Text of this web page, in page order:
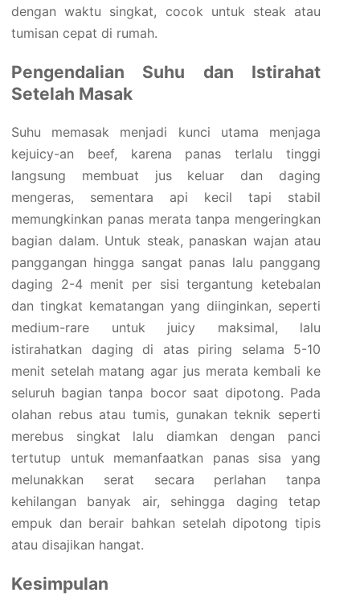
dengan waktu singkat, cocok untuk steak atau
tumisan cepat di rumah.
Pengendalian Suhu dan Istirahat
Setelah Masak
Suhu memasak menjadi kunci utama menjaga
kejuicy-an beef, karena panas terlalu tinggi
langsung membuat jus keluar dan daging
mengeras, sementara api kecil tapi stabil
memungkinkan panas merata tanpa mengeringkan
bagian dalam. Untuk steak, panaskan wajan atau
panggangan hingga sangat panas lalu panggang
daging 2-4 menit per sisi tergantung ketebalan
dan tingkat kematangan yang diinginkan, seperti
medium-rare untuk juicy maksimal, lalu
istirahatkan daging di atas piring selama 5-10
menit setelah matang agar jus merata kembali ke
seluruh bagian tanpa bocor saat dipotong. Pada
olahan rebus atau tumis, gunakan teknik seperti
merebus singkat lalu diamkan dengan panci
tertutup untuk memanfaatkan panas sisa yang
melunakkan serat secara perlahan tanpa
kehilangan banyak air, sehingga daging tetap
empuk dan berair bahkan setelah dipotong tipis
atau disajikan hangat.
Kesimpulan